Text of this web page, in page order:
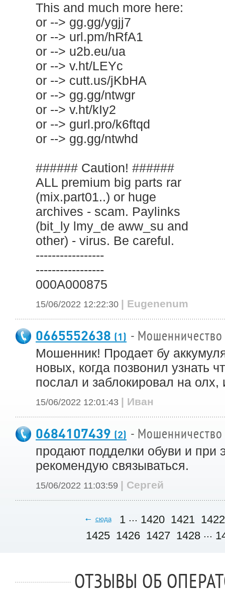
This and much more here:
or --> gg.gg/ygjj7
or --> url.pm/hRfA1
or --> u2b.eu/ua
or --> v.ht/LEYc
or --> cutt.us/jKbHA
or --> gg.gg/ntwgr
or --> v.ht/kIy2
or --> gurl.pro/k6ftqd
or --> gg.gg/ntwhd
###### Caution! ######
ALL premium big parts rar
(mix.part01..) or huge
archives - scam. Paylinks
(bit_ly lmy_de aww_su and
other) - virus. Be careful.
-----------------
-----------------
000A000875
15/06/2022 12:22:30 | Eugenenum
0665552638 (1) - Мошенничество
Мошенник! Продает бу
новых, когда позвонил узнать
послал и заблокировал на
15/06/2022 12:01:43 | Иван
0684107439 (2) - Мошенничество
продают подделки обуви и при
рекомендую связываться.
15/06/2022 11:03:59 | Сергей
сюда 1 ... 1420 1421 1422
1425 1426 1427 1428 ...
ОТЗЫВЫ ОБ